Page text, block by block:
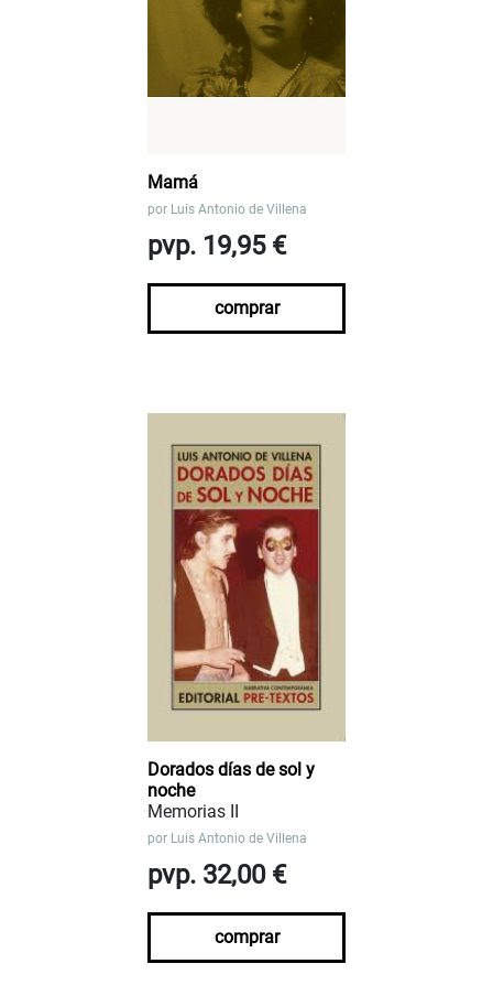
Mamá
por Luis Antonio de Villena
pvp. 19,95 €
comprar
Dorados días de sol y
noche
Memorias II
por Luis Antonio de Villena
pvp. 32,00 €
comprar